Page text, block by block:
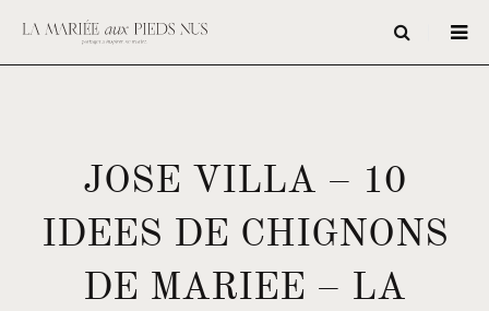
JOSE VILLA – 10
IDEES DE CHIGNONS
DE MARIEE – LA